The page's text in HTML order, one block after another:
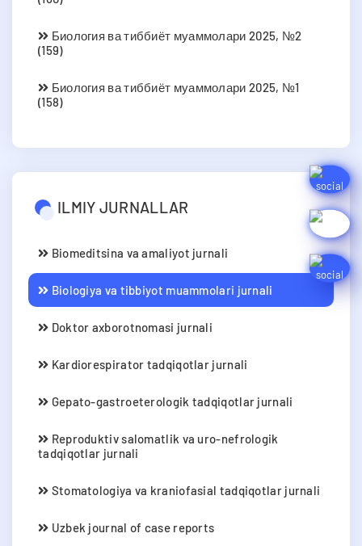
Биология ва тиббиёт муаммолари 2025, №2
(159)
Биология ва тиббиёт муаммолари 2025, №1
(158)
ILMIY JURNALLAR
Biomeditsina va amaliyot jurnali
Biologiya va tibbiyot muammolari jurnali
Doktor axborotnomasi jurnali
Kardiorespirator tadqiqotlar jurnali
Gepato-gastroeterologik tadqiqotlar jurnali
Reproduktiv salomatlik va uro-nefrologik
tadqiqotlar jurnali
Stomatologiya va kraniofasial tadqiqotlar jurnali
Uzbek journal of case reports